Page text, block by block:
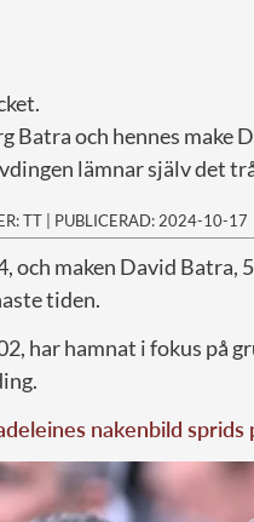
Batra och hennes make
lämnar själv det
TT | PUBLICERAD: 2024-10-17
och maken David Batra,
tiden.
har hamnat i fokus på
nakenbild sprids